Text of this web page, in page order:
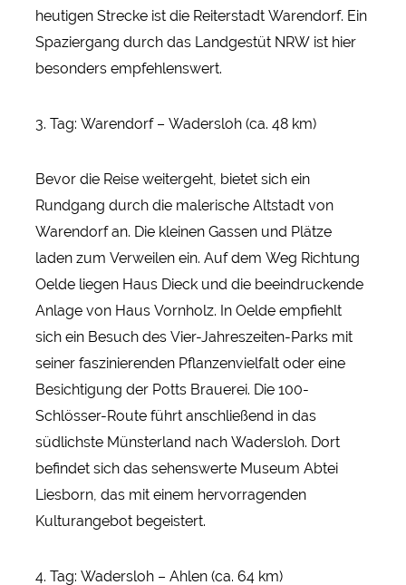
heutigen Strecke ist die Reiterstadt Warendorf. Ein
Spaziergang durch das Landgestüt NRW ist hier
besonders empfehlenswert.
3. Tag: Warendorf – Wadersloh (ca. 48 km)
Bevor die Reise weitergeht, bietet sich ein
Rundgang durch die malerische Altstadt von
Warendorf an. Die kleinen Gassen und Plätze
laden zum Verweilen ein. Auf dem Weg Richtung
Oelde liegen Haus Dieck und die beeindruckende
Anlage von Haus Vornholz. In Oelde empfiehlt
sich ein Besuch des Vier-Jahreszeiten-Parks mit
seiner faszinierenden Pflanzenvielfalt oder eine
Besichtigung der Potts Brauerei. Die 100-
Schlösser-Route führt anschließend in das
südlichste Münsterland nach Wadersloh. Dort
befindet sich das sehenswerte Museum Abtei
Liesborn, das mit einem hervorragenden
Kulturangebot begeistert.
4. Tag: Wadersloh – Ahlen (ca. 64 km)